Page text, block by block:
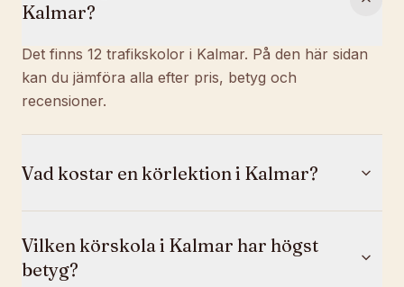
Kalmar?
Det finns 12 trafikskolor i Kalmar. På den här sidan
kan du jämföra alla efter pris, betyg och
recensioner.
Vad kostar en körlektion i Kalmar?
Vilken körskola i Kalmar har högst
betyg?